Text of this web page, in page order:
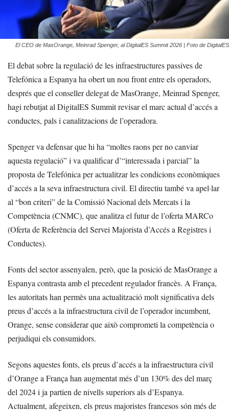
El CEO de MasOrange, Meinrad Spenger, al DigitalES Summit 2026 | Foto de DigitalES
El debat sobre la regulació de les infraestructures passives de
Telefónica a Espanya ha obert un nou front entre els operadors,
després que el conseller delegat de MasOrange, Meinrad Spenger,
hagi rebutjat al DigitalES Summit revisar el marc actual d’accés a
conductes, pals i canalitzacions de l’operadora.
Spenger va defensar que hi ha “moltes raons per no canviar
aquesta regulació” i va qualificar d’“interessada i parcial” la
proposta de Telefónica per actualitzar les condicions econòmiques
d’accés a la seva infraestructura civil. El directiu també va apel·lar
al “bon criteri” de la Comissió Nacional dels Mercats i la
Competència (CNMC), que analitza el futur de l’oferta MARCo
(Oferta de Referència del Servei Majorista d’Accés a Registres i
Conductes).
Fonts del sector assenyalen, però, que la posició de MasOrange a
Espanya contrasta amb el precedent regulador francès. A França,
les autoritats han permès una actualització molt significativa dels
preus d’accés a la infraestructura civil de l’operador incumbent,
Orange, sense considerar que això comprometi la competència o
perjudiqui els consumidors.
Segons aquestes fonts, els preus d’accés a la infraestructura civil
d’Orange a França han augmentat més d’un 130% des del març
del 2024 i ja partien de nivells superiors als d’Espanya.
Actualment, afegeixen, els preus majoristes francesos són més de